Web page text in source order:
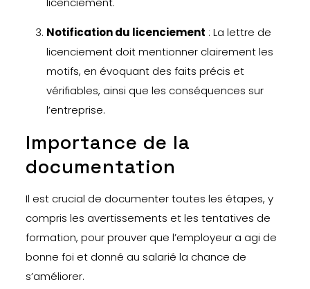
Notification du licenciement : La lettre de
licenciement doit mentionner clairement les
motifs, en évoquant des faits précis et
vérifiables, ainsi que les conséquences sur
l’entreprise.
Importance de la
documentation
Il est crucial de documenter toutes les étapes, y
compris les avertissements et les tentatives de
formation, pour prouver que l’employeur a agi de
bonne foi et donné au salarié la chance de
s’améliorer.